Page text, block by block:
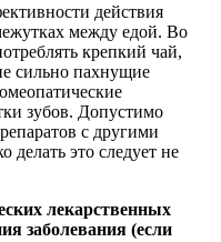
действия
между едой. Во
крепкий чай,
сильно пахнущие
зубов. Допустимо
с другими
делать это следует не
лекарственных
заболевания (если